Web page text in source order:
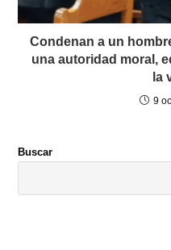
Condenan a un
una autoridad moral,
la
9
Buscar